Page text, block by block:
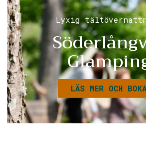
Lyxig
LÄS MER OCH